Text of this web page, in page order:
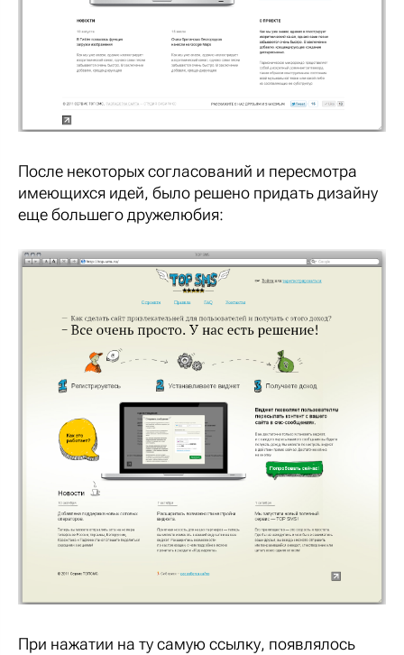
После некоторых согласований и пересмотра
имеющихся идей, было решено придать дизайну
еще большего дружелюбия:
При нажатии на ту самую ссылку, появлялось